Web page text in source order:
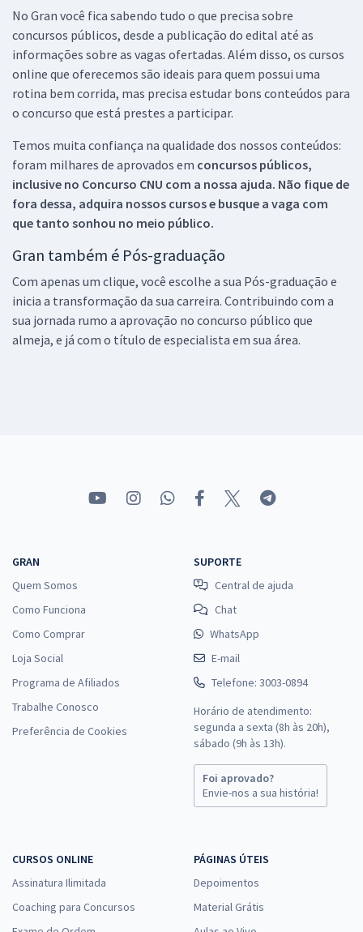
No Gran você fica sabendo tudo o que precisa sobre
concursos públicos, desde a publicação do edital até as
informações sobre as vagas ofertadas. Além disso, os cursos
online que oferecemos são ideais para quem possui uma
rotina bem corrida, mas precisa estudar bons conteúdos para
o concurso que está prestes a participar.
Temos muita confiança na qualidade dos nossos conteúdos:
foram milhares de aprovados em concursos públicos,
inclusive no Concurso CNU com a nossa ajuda. Não fique de
fora dessa, adquira nossos cursos e busque a vaga com
que tanto sonhou no meio público.
Gran também é Pós-graduação
Com apenas um clique, você escolhe a sua Pós-graduação e
inicia a transformação da sua carreira. Contribuindo com a
sua jornada rumo a aprovação no concurso público que
almeja, e já com o título de especialista em sua área.
GRAN
Quem Somos
Como Funciona
Como Comprar
Loja Social
Programa de Afiliados
Trabalhe Conosco
Preferência de Cookies
SUPORTE
Central de ajuda
Chat
WhatsApp
E-mail
Telefone: 3003-0894
Horário de atendimento:
segunda a sexta (8h às 20h),
sábado (9h às 13h).
Foi aprovado?
Envie-nos a sua história!
CURSOS ONLINE
Assinatura Ilimitada
Coaching para Concursos
PÁGINAS ÚTEIS
Depoimentos
Material Grátis